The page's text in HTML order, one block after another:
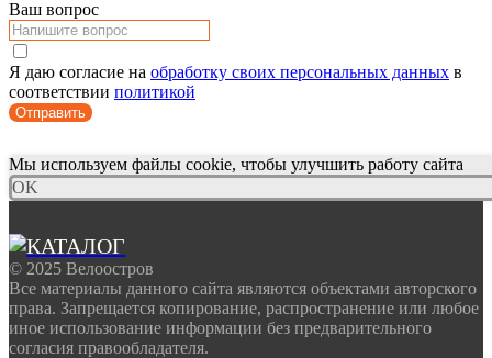
Ваш вопрос
Я даю согласие на обработку своих персональных данных в
соответствии политикой
Отправить
Мы используем файлы cookie, чтобы улучшить работу сайта
OK
© 2025 Велоостров
Все материалы данного сайта являются объектами авторского
права. Запрещается копирование, распространение или любое
иное использование информации без предварительного
согласия правообладателя.